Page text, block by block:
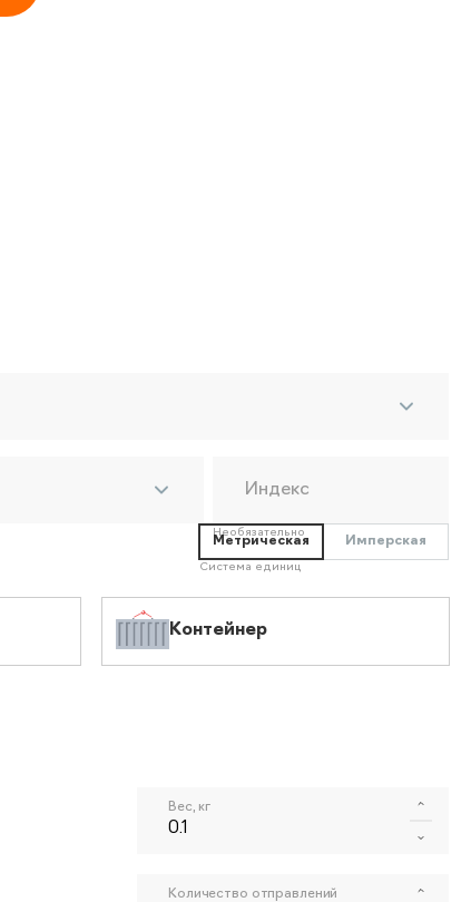
Индекс
Необязательно
Метрическая Имперская
Система единиц
Контейнер
Вес, кг
Количество отправлений